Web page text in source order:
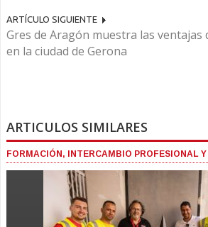
ARTÍCULO SIGUIENTE
Gres de Aragón muestra las ventajas
en la ciudad de Gerona
ARTICULOS SIMILARES
FORMACIÓN, INTERCAMBIO PROFESIONAL